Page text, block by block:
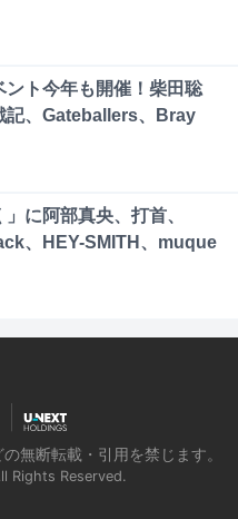
ント今年も開催！柴田聡
記、Gateballers、Bray
に阿部真央、打首、
、HEY-SMITH、muque
無断転載・引用を禁じます。
Rights Reserved.